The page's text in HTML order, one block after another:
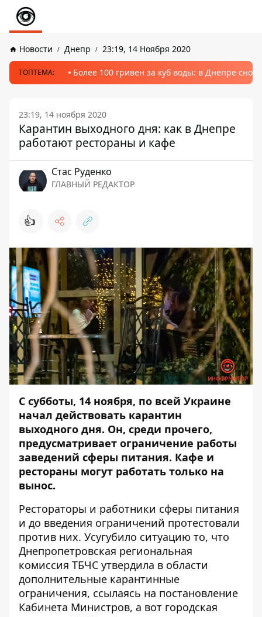
Новости Днепр 23:19, 14 Ноября 2020
ТОПТЕМА: Более 100 гривен за куб воды: в Днепре
23:19, 14 ноября 2020
Карантин выходного дня: как в Днепре
работают рестораны и кафе
Стаc Руденко
ГЛАВНЫЙ РЕДАКТОР
👍
С субботы, 14 ноября, по всей Украине
начал действовать карантин
выходного дня. Он, среди прочего,
предусматривает ограничение работы
заведений сферы питания. Кафе и
рестораны могут работать только на
вынос.
Рестораторы и работники сферы питания
и до введения ограничений протестовали
против них. Усугубило ситуацию то, что
Днепропетровская региональная
комиссия ТБЧС утвердила в области
дополнительные карантинные
ограничения, ссылаясь на постановление
Кабинета Министров, а вот городская